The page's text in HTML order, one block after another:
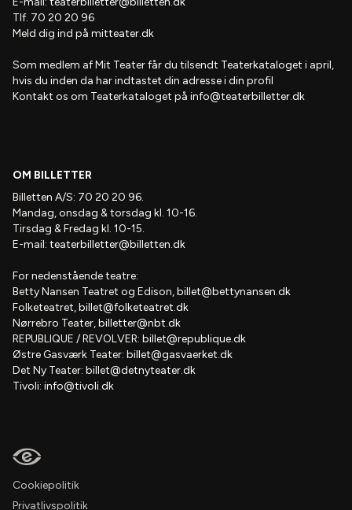
Tlf. 70 20 20 96
Meld dig ind på mitteater.dk
Som medlem afMit Teaterfår du tilsendt Teaterkataloget i april,
hvis du inden da har indtastet din adresse i din profil
Kontakt os om Teaterkataloget på info@teaterbilletter.dk
OM BILLETTER
Billetten A/S: 70 20 20 96.
Mandag, onsdag & torsdag kl. 10-16.
Tirsdag & Fredag kl. 10-15.
E-mail: teaterbilletter@billetten.dk
For nedenstående teatre:
Betty Nansen Teatret og Edison,billet@bettynansen.dk
Folketeatret,billet@folketeatret.dk
Nørrebro Teater,billetter@nbt.dk
REPUBLIQUE / REVOLVER: billet@republique.dk
Østre Gasværk Teater: billet@gasvaerket.dk
Det Ny Teater: billet@detnyteater.dk
Tivoli: info@tivoli.dk
Cookiepolitik
Privatlivspolitik